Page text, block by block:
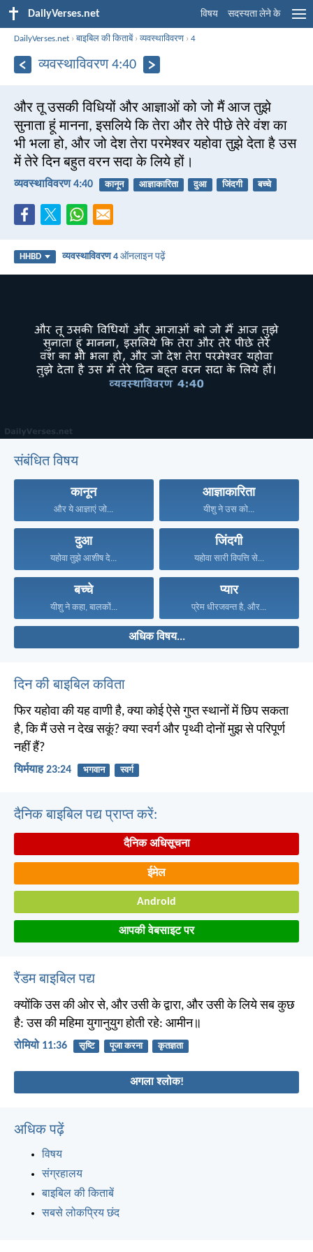
DailyVerses.net विषय सदस्यता लेने के
DailyVerses.net ›बाइबिल की किताबें›व्यवस्थाविवरण ›4
व्यवस्थाविवरण 4:40
और तू उसकी विधियों और आज्ञाओं को जो मैं आज तुझे
सुनाता हूं मानना, इसलिये कि तेरा और तेरे पीछे तेरे वंश का
भी भला हो, और जो देश तेरा परमेश्वर यहोवा तुझे देता है उस
में तेरे दिन बहुत वरन सदा के लिये हों।
व्यवस्थाविवरण 4:40 कानून आज्ञाकारिता दुआ जिंदगी बच्चे
HHBD व्यवस्थाविवरण 4 ऑनलाइन पढ़ें
संबंधित विषय
कानून
और ये आज्ञाएं जो...
आज्ञाकारिता
यीशु ने उस को...
दुआ
यहोवा तुझे आशीष दे...
जिंदगी
यहोवा सारी विपत्ति से...
बच्चे
यीशु ने कहा, बालकों...
प्यार
प्रेम धीरजवन्त है, और...
अधिक विषय...
दिन की बाइबिल कविता
फिर यहोवा की यह वाणी है, क्या कोई ऐसे गुप्त स्थानों में छिप सकता
है, कि मैं उसे न देख सकूं? क्या स्वर्ग और पृथ्वी दोनों मुझ से परिपूर्ण
नहीं हैं?
यिर्मयाह 23:24 भगवान स्वर्ग
दैनिक बाइबिल पद्य प्राप्त करें:
दैनिक अधिसूचना
ईमेल
Android
आपकी वेबसाइट पर
रैंडम बाइबिल पद्य
क्योंकि उस की ओर से, और उसी के द्वारा, और उसी के लिये सब कुछ
है: उस की महिमा युगानुयुग होती रहे: आमीन॥
रोमियो 11:36 सृष्टि पूजा करना कृतज्ञता
अगला श्लोक!
अधिक पढ़ें
विषय
संग्रहालय
बाइबिल की किताबें
सबसे लोकप्रिय छंद